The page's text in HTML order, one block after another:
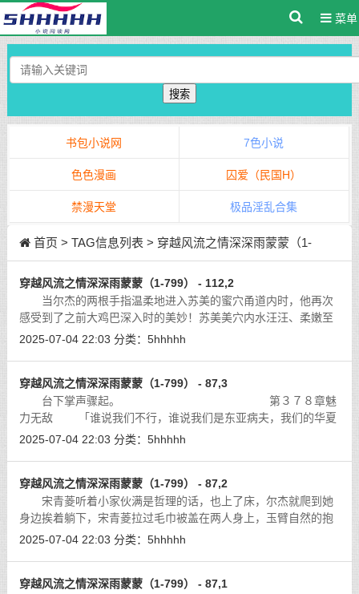
菜单
搜索
书包小说网 7色小说
色色漫画 囚爱（民国H）
禁漫天堂 极品淫乱合集
首页 > TAG信息列表 > 穿越风流之情深深雨蒙蒙（1-
穿越风流之情深深雨蒙蒙（1-799） - 112,2
当尔杰的两根手指温柔地进入苏美的蜜穴甬道内时，他再次
感受到了之前大鸡巴深入时的美妙！苏美美穴内水汪汪、柔嫩至
极的肌体因为剧烈的蠕动，开始咬噬、吸吮着他的手指。酥痒的
2025-07-04 22:03 分类： 5hhhhh
穿越风流之情深深雨蒙蒙（1-799） - 87,3
台下掌声骤起。 第３７８章魅
力无敌 「谁说我们不行，谁说我们是东亚病夫，我们的华夏
文明浩浩汤汤，上下五千年，我们的民族自强不息，勤劳勇敢，
2025-07-04 22:03 分类： 5hhhhh
穿越风流之情深深雨蒙蒙（1-799） - 87,2
宋青菱听着小家伙满是哲理的话，也上了床，尔杰就爬到她
身边挨着躺下，宋青菱拉过毛巾被盖在两人身上，玉臂自然的抱
住尔杰的小身板。小孩子的皮肤光滑的很，两人都刚洗了澡，满
2025-07-04 22:03 分类： 5hhhhh
穿越风流之情深深雨蒙蒙（1-799） - 87,1